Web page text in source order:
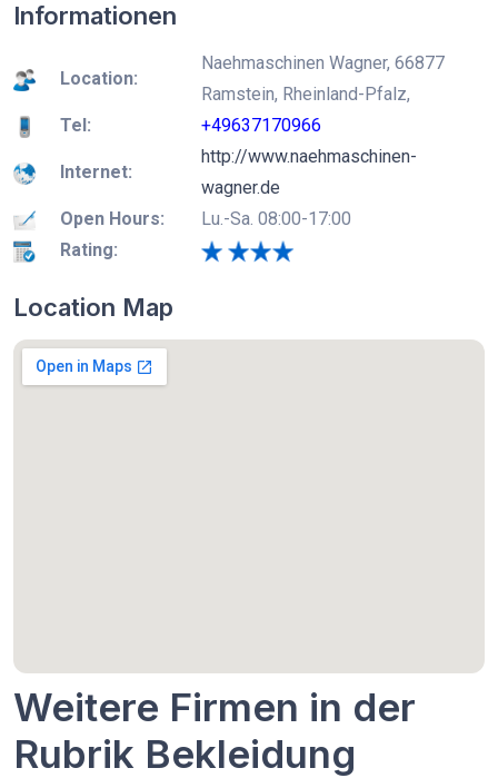
Informationen
Location:
Naehmaschinen Wagner, 66877
Ramstein, Rheinland-Pfalz,
Tel:
+49637170966
Internet:
http://www.naehmaschinen-
wagner.de
Open Hours:
Lu.-Sa. 08:00-17:00
Rating:
Location Map
Weitere Firmen in der
Rubrik Bekleidung